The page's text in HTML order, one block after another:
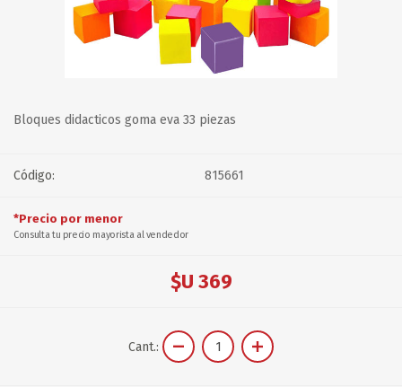
Bloques didacticos goma eva 33 piezas
Código: 815661
*Precio por menor
Consulta tu precio mayorista al vendedor
$U 369
Cant.: